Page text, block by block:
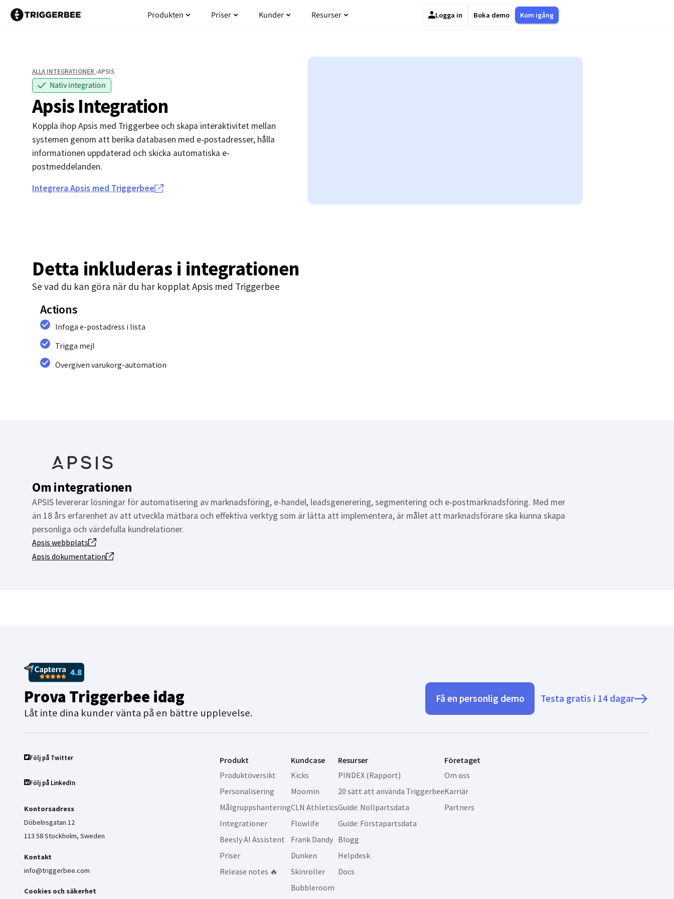
Hoppa
Logga in Boka demo Kom igång
Produkten Öppna Produkten
Priser Öppna Priser
Kunder Öppna Kunder
Resurser Öppna Resurser
ALLA INTEGRATIONER ›APSIS
Nativ integration
Apsis Integration
Koppla ihop Apsis med Triggerbee och skapa interaktivitet mellan
systemen genom att berika databasen med e-postadresser, hålla
informationen uppdaterad och skicka automatiska e-
postmeddelanden.
Integrera Apsis med Triggerbee
Detta inkluderas i integrationen
Se vad du kan göra när du har kopplat Apsis med Triggerbee
Actions
Infoga e-postadress i lista
Trigga mejl
Övergiven varukorg-automation
Om integrationen
APSIS levererar lösningar för automatisering av marknadsföring, e-handel, leadsgenerering, segmentering och e-postmarknadsföring. Med mer
än 18 års erfarenhet av att utveckla mätbara och effektiva verktyg som är lätta att implementera, är målet att marknadsförare ska kunna skapa
personliga och värdefulla kundrelationer.
Apsis webbplats
Apsis dokumentation
Prova Triggerbee idag
Låt inte dina kunder vänta på en bättre upplevelse.
Få en personlig demo Testa gratis i 14 dagar
Följ på Twitter
Följ på LinkedIn
Kontorsadress
Döbelnsgatan 12
113 58 Stockholm, Sweden
Kontakt
info@triggerbee.com
Cookies och säkerhet
Produkt
Produktöversikt
Personalisering
Målgruppshantering
Integrationer
Beesly AI Assistent
Priser
Release notes 🔥
Kundcase
Kicks
Moomin
CLN Athletics
Flowlife
Frank Dandy
Dunken
Skinroller
Bubbleroom
Resurser
PINDEX (Rapport)
20 sätt att använda Triggerbee
Guide: Nollpartsdata
Guide: Förstapartsdata
Blogg
Helpdesk
Docs
Företaget
Om oss
Karriär
Partners